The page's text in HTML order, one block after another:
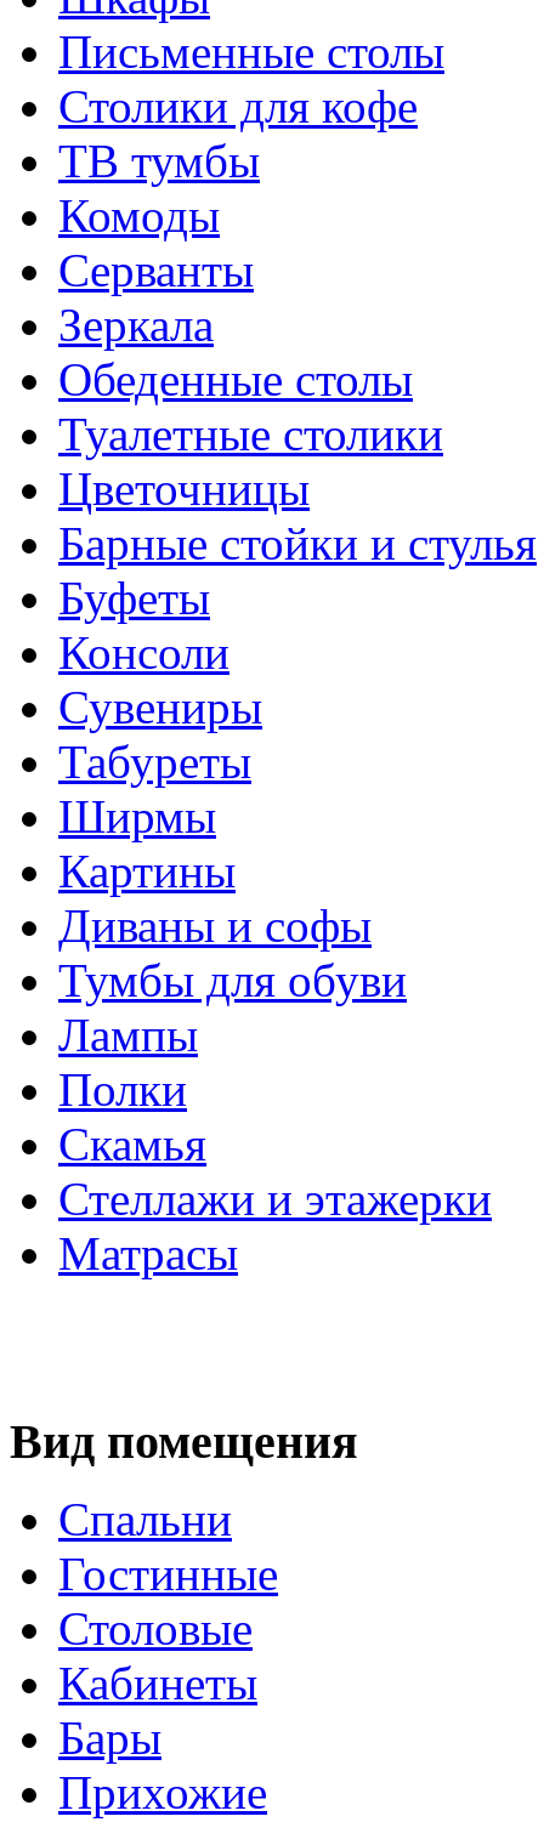
Письменные столы
Столики для кофе
ТВ тумбы
Комоды
Серванты
Зеркала
Обеденные столы
Туалетные столики
Цветочницы
Барные стойки и стулья
Буфеты
Консоли
Сувениры
Табуреты
Ширмы
Картины
Диваны и софы
Тумбы для обуви
Лампы
Полки
Скамья
Стеллажи и этажерки
Матрасы
Вид помещения
Спальни
Гостинные
Столовые
Кабинеты
Бары
Прихожие